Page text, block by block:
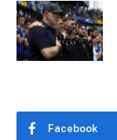
Facebook